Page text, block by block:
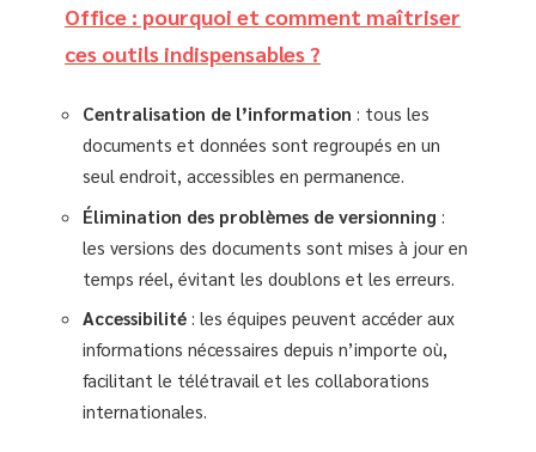
Office : pourquoi et comment maîtriser
ces outils indispensables ?
Centralisation de l’information : tous les
documents et données sont regroupés en un
seul endroit, accessibles en permanence.
Élimination des problèmes de versionning :
les versions des documents sont mises à jour en
temps réel, évitant les doublons et les erreurs.
Accessibilité : les équipes peuvent accéder aux
informations nécessaires depuis n’importe où,
facilitant le télétravail et les collaborations
internationales.